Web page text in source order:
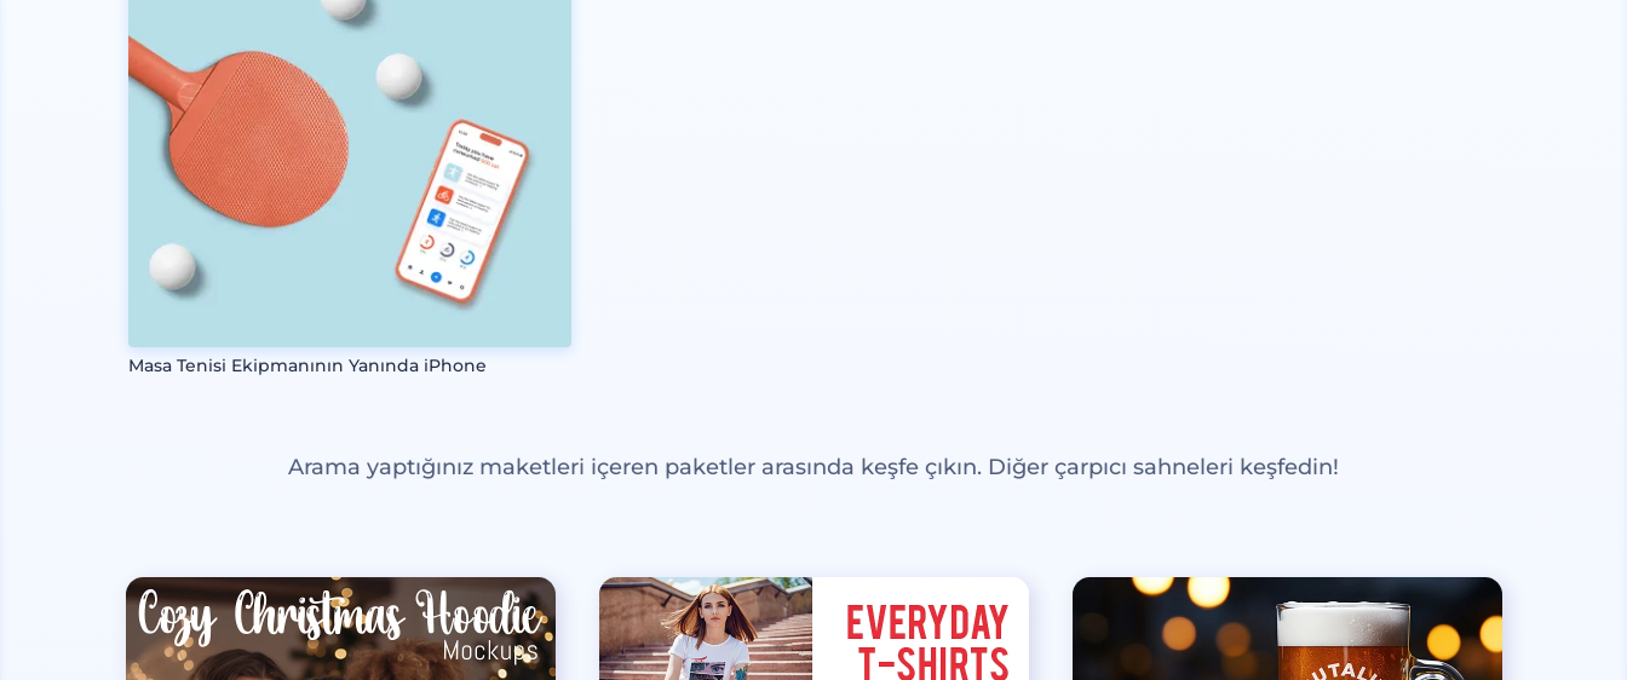
Masa Tenisi Ekipmanının Yanında iPhone
Arama yaptığınız maketleri içeren paketler arasında keşfe çıkın. Diğer çarpıcı sahneleri keşfedin!